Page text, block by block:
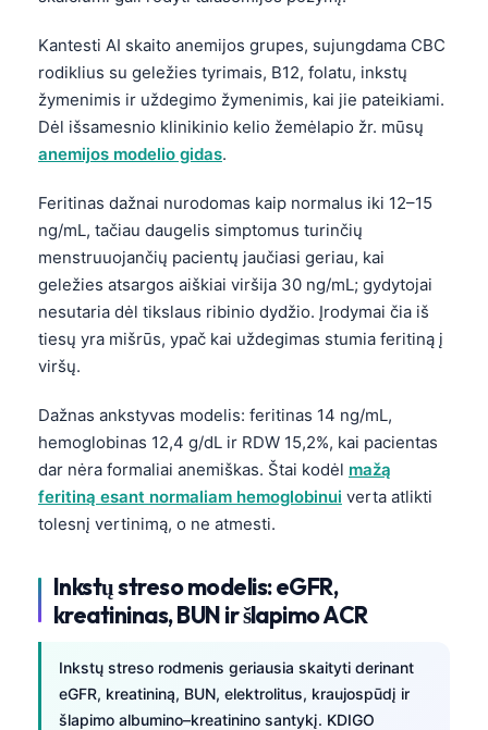
Kantesti AI skaito anemijos grupes, sujungdama CBC
rodiklius su geležies tyrimais, B12, folatu, inkstų
žymenimis ir uždegimo žymenimis, kai jie pateikiami.
Dėl išsamesnio klinikinio kelio žemėlapio žr. mūsų
anemijos modelio gidas.
Feritinas dažnai nurodomas kaip normalus iki 12–15
ng/mL, tačiau daugelis simptomus turinčių
menstruuojančių pacientų jaučiasi geriau, kai
geležies atsargos aiškiai viršija 30 ng/mL; gydytojai
nesutaria dėl tikslaus ribinio dydžio. Įrodymai čia iš
tiesų yra mišrūs, ypač kai uždegimas stumia feritiną į
viršų.
Dažnas ankstyvas modelis: feritinas 14 ng/mL,
hemoglobinas 12,4 g/dL ir RDW 15,2%, kai pacientas
dar nėra formaliai anemiškas. Štai kodėl mažą
feritiną esant normaliam hemoglobinui verta atlikti
tolesnį vertinimą, o ne atmesti.
Inkstų streso modelis: eGFR,
kreatininas, BUN ir šlapimo ACR
Inkstų streso rodmenis geriausia skaityti derinant
eGFR, kreatininą, BUN, elektrolitus, kraujospūdį ir
šlapimo albumino–kreatinino santykį. KDIGO